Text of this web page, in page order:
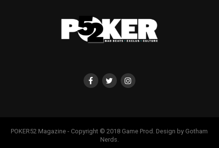
POKER52 Magazine - Copyright © 2018 Game Prod. Design by Gotham
Nerds.